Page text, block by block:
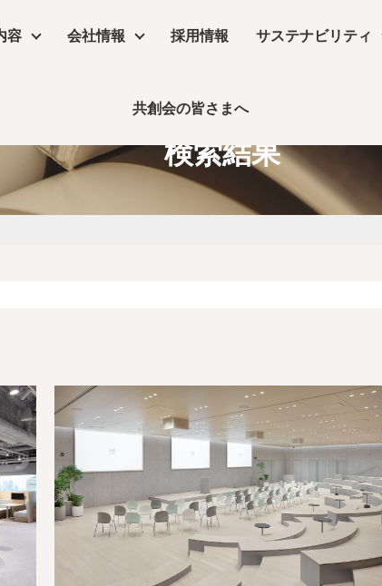
物販店 飲食店・食物販店
保育園・介護施設・医療施設
ーム
容
リーシング デザイン・設計
会社情報
丸井グループ企業
採用情報 サステナビリティ
サステナビリティ
コンセプトムービー
実績
コラム
共創会の皆さまへ
検索結果